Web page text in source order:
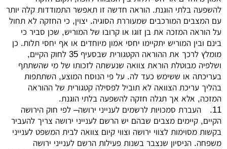
להשפעה בלתי הוגנת. הוראה חדשה זו תאפשר התמודדות קלה יותר
עם המצבים המורכבים שמעוררת הסוגיה. יצוין, כי החזקה לא תחול
על הוראה המזכה את בן זוגו או קרובו של המוריש, שכן סביר כי
בינם ובין המוריש יתקיימו יחסי אמון מיוחדים או אף יחסי תלות. כן
מומלץ לרכך את ההוראה הקטגורית שבסעיף 35 לחוק הקיים,
ושלפיה מבוטלת הוראת צוואה שנעשתה לזכותו של מי שהשתתף
בעריכתה או ששימש כעד לה. על פי הנוסח המוצע, השתתפות
בהליך עריכת הצוואה לא תוביל לפסילה קטגורית של ההוראה
המזכה, אלא אך תגלה חזקה להשפעה בלתי הוגנת.
11.
העברת סמכויות לרשמים לענייני ירושה– לפי חוק הירושה
הקיים, קיימים מצבים שבהם יש הרשם לענייני ירושה צריך להעביר
בקשות מסוימות לצווי ירושה וצווי קיום צוואה לבית המשפט לענייני
משפחה. הניסיון שנצבר בשנות פעילות הרשם לענייני ירושה